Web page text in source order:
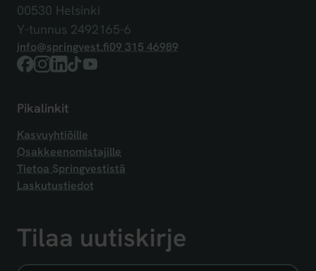
00530 Helsinki
Y-tunnus 2492165-6
info@springvest.fi09 315 46989
Facebook
Instagram
LinkedIn
TikTokYouTube
Pikalinkit
Kasvuyhtiöille
Osakkeenomistajille
Tietoa Springvestistä
Laskutustiedot
Tilaa uutiskirje